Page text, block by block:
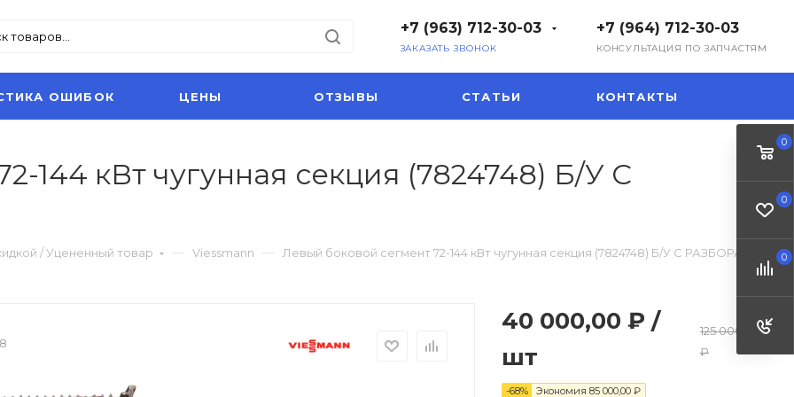
+7 (963) 712-30-03
ЗАКАЗАТЬ ЗВОНОК
+7 (964) 712-30-03
КОНСУЛЬТАЦИЯ ПО ЗАПЧАСТЯМ
ОШИБОК ЦЕНЫ ОТЗЫВЫ СТАТЬИ КОНТАКТЫ
144 кВт чугунная секция (7824748) Б/У С
/ Уцененный товар Viessmann Левый боковой сегмент 72-144 кВт чугунная секция (7824748) Б/У С РАЗБОРА
40 000,00 ₽ /
шт
125 000,00
₽
-68% Экономия 85 000,00 ₽
0
0
0